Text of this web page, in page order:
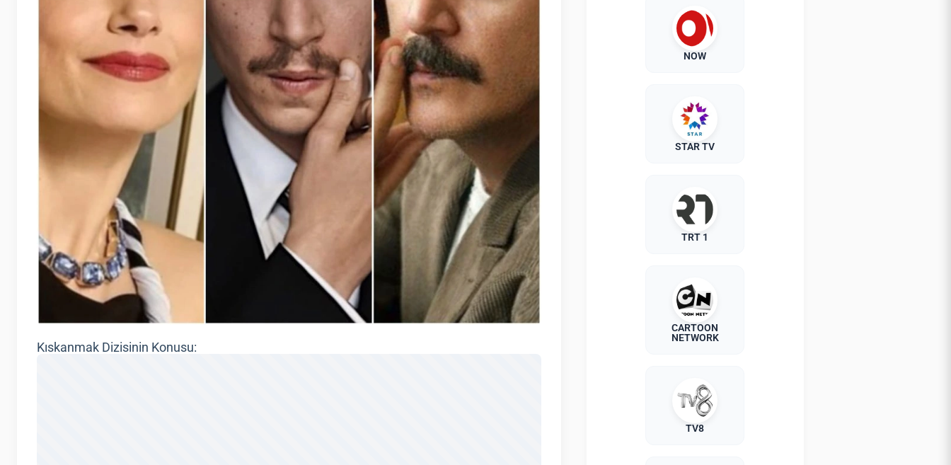
Kıskanmak Dizisinin Konusu:
NOW
STAR TV
TRT 1
CARTOON
NETWORK
TV8